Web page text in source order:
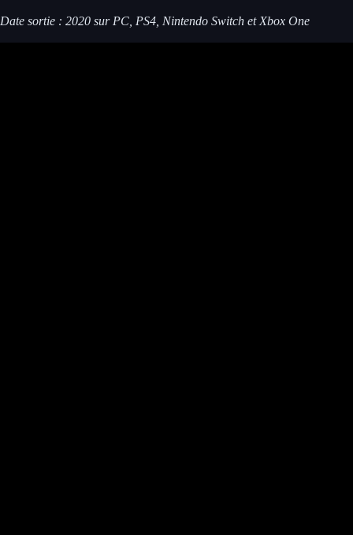
Date sortie : 2020 sur PC, PS4, Nintendo Switch et Xbox One